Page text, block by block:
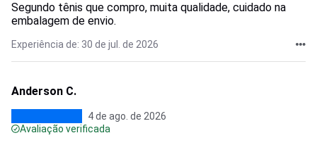
Segundo tênis que compro, muita qualidade, cuidado na
embalagem de envio.
Experiência de: 30 de jul. de 2026
Anderson C.
4 de ago. de 2026
Avaliação verificada